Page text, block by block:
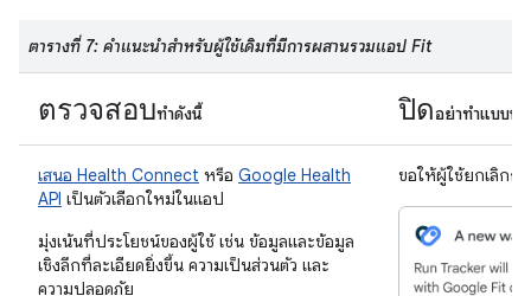
ตารางที่ 7: คำแนะนำสำหรับผู้ใช้เดิมที่มีการผสานรวมแอป Fit
ตรวจสอบทำดังนี้ ปิดอย่าทำแบบนี้
เสนอ Health Connect หรือ Google Health
API เป็นตัวเลือกใหม่ในแอป
มุ่งเน้นที่ประโยชน์ของผู้ใช้ เช่น ข้อมูลและข้อมูล
เชิงลึกที่ละเอียดยิ่งขึ้น ความเป็นส่วนตัว และ
ความปลอดภัย
ขอให้ผู้ใช้ยกเลิกก